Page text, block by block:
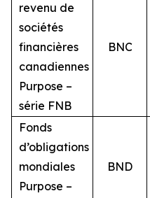
revenu de
sociétés
financières
canadiennes
Purpose –
série FNB
BNC
Fonds
d’obligations
mondiales
Purpose –
BND